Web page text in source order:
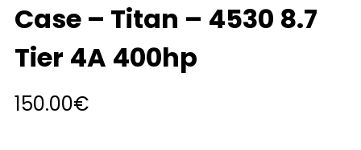
Case – Titan – 4530 8.7
Tier 4A 400hp
150.00€